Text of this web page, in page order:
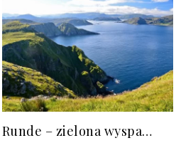
Runde – zielona wyspa…